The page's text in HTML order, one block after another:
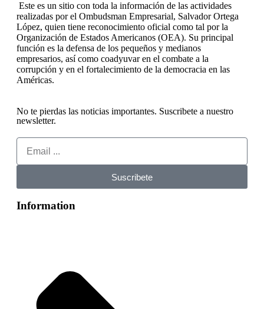
Este es un sitio con toda la información de las actividades
realizadas por el Ombudsman Empresarial, Salvador Ortega
López, quien tiene reconocimiento oficial como tal por la
Organización de Estados Americanos (OEA). Su principal
función es la defensa de los pequeños y medianos
empresarios, así como coadyuvar en el combate a la
corrupción y en el fortalecimiento de la democracia en las
Américas.
No te pierdas las noticias importantes. Suscribete a nuestro
newsletter.
Suscribete
Information